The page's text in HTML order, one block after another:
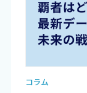
コラム